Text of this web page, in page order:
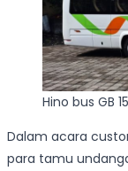
Hino bus GB
Dalam acara
para tamu